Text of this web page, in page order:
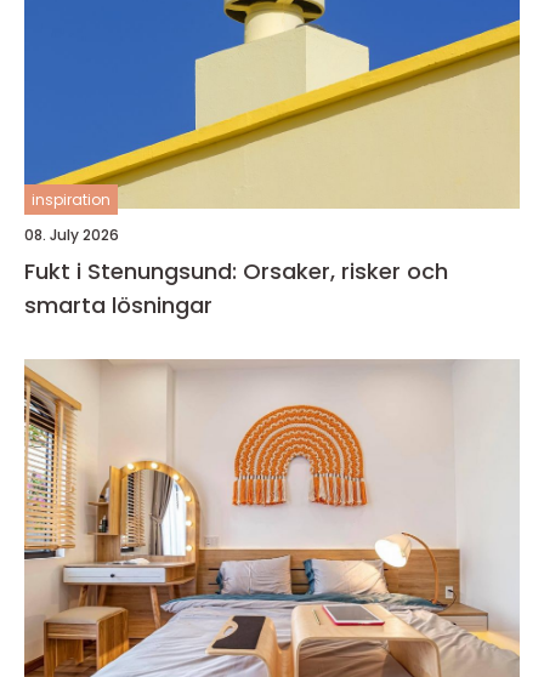
inspiration
08. July 2026
Fukt i Stenungsund: Orsaker, risker och
smarta lösningar